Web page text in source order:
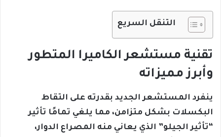
التنقل السريع
تقنية مستشعر الكاميرا المتطور
وأبرز مميزاته
ينفرد المستشعر الجديد بقدرته على التقاط
البكسلات بشكل متزامن، مما يلغي تمامًا تأثير
“تأثير الجيلو” الذي يعاني منه المصراع الدوار،